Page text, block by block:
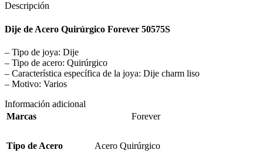
Descripción
Dije de Acero Quirúrgico Forever 50575S
– Tipo de joya: Dije
– Tipo de acero: Quirúrgico
– Característica específica de la joya: Dije charm liso
– Motivo: Varios
Información adicional
Marcas
Forever
Tipo de Acero Acero Quirúrgico